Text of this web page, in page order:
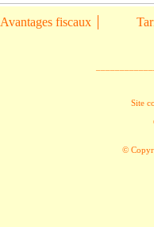
Avantages fiscaux
Site
©